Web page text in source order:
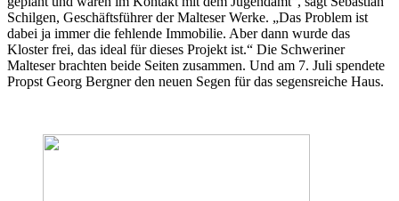
Schilgen, Geschäftsführer der Malteser Werke. „Das Problem ist
dabei ja immer die fehlende Immobilie. Aber dann wurde das
Kloster frei, das ideal für dieses Projekt ist.“ Die Schweriner
Malteser brachten beide Seiten zusammen. Und am 7. Juli spendete
Propst Georg Bergner den neuen Segen für das segensreiche Haus.